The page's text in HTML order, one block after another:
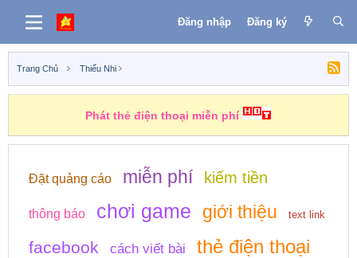
Đăng nhập Đăng ký
Trang Chủ Thiếu Nhi
Phát thẻ điện thoại miễn phí
Đặt quảng cáo miễn phí kiếm tiền
thông báo chơi game giới thiệu text link
facebook cách viết bài thẻ điện thoại